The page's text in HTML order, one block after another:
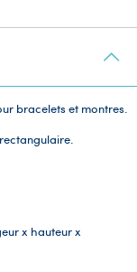
bracelets et montres.
x hauteur x